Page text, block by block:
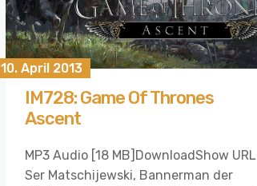
10. April 2013
IM728: Game Of Thrones
Ascent
MP3 Audio [18 MB]DownloadShow URL
Ser Matschijewski, Bannerman der